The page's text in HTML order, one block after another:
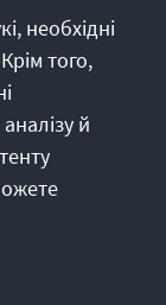
необхідні
того,
й